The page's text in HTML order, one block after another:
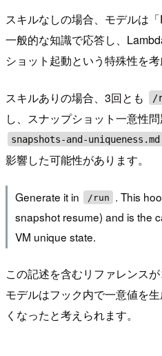
スキルなしの場合、モデルは
一般的な知識で応答し、
ショット起動という特殊性を考
スキルありの場合、3回とも /
し、スナップショット一意性問
snapshots-and-uniqueness.md
影響した可能性があります。
Generate it in /run
. This
snapshot resume) and is the
VM unique state.
この記述を含むリファレンス
モデルはフック内で一意値を
くなったと考えられます。